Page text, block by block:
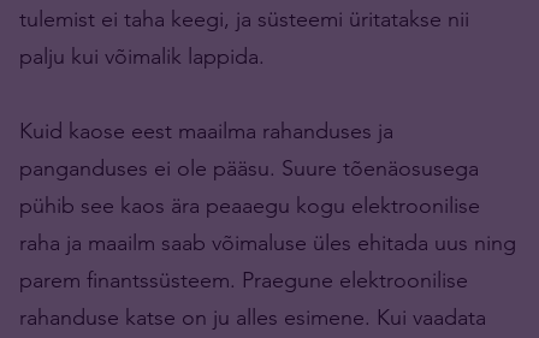
tulemist ei taha keegi, ja süsteemi üritatakse nii
palju kui võimalik lappida.
Kuid kaose eest maailma rahanduses ja
panganduses ei ole pääsu. Suure tõenäosusega
pühib see kaos ära peaaegu kogu elektroonilise
raha ja maailm saab võimaluse üles ehitada uus ning
parem finantssüsteem. Praegune elektroonilise
rahanduse katse on ju alles esimene. Kui vaadata